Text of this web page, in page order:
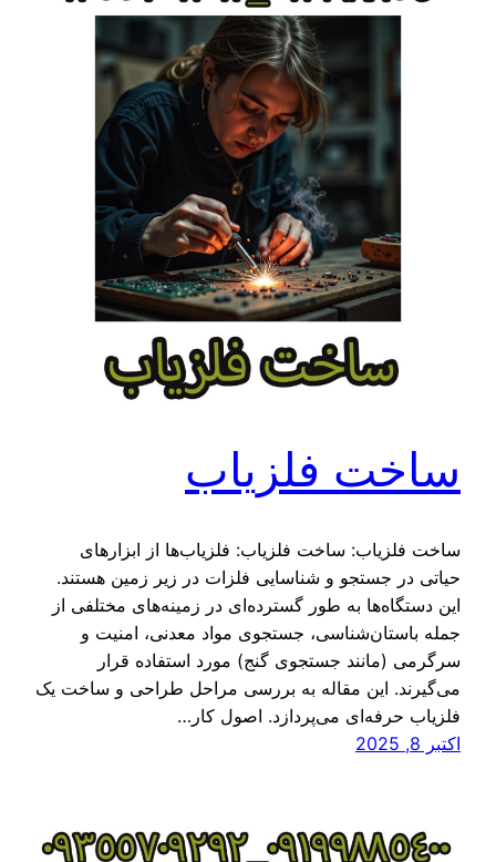
ساخت فلزیاب
ساخت فلزیاب: ساخت فلزیاب: فلزیاب‌ها از ابزارهای
حیاتی در جستجو و شناسایی فلزات در زیر زمین هستند.
این دستگاه‌ها به طور گسترده‌ای در زمینه‌های مختلفی از
جمله باستان‌شناسی، جستجوی مواد معدنی، امنیت و
سرگرمی (مانند جستجوی گنج) مورد استفاده قرار
می‌گیرند. این مقاله به بررسی مراحل طراحی و ساخت یک
فلزیاب حرفه‌ای می‌پردازد. اصول کار…
اکتبر 8, 2025